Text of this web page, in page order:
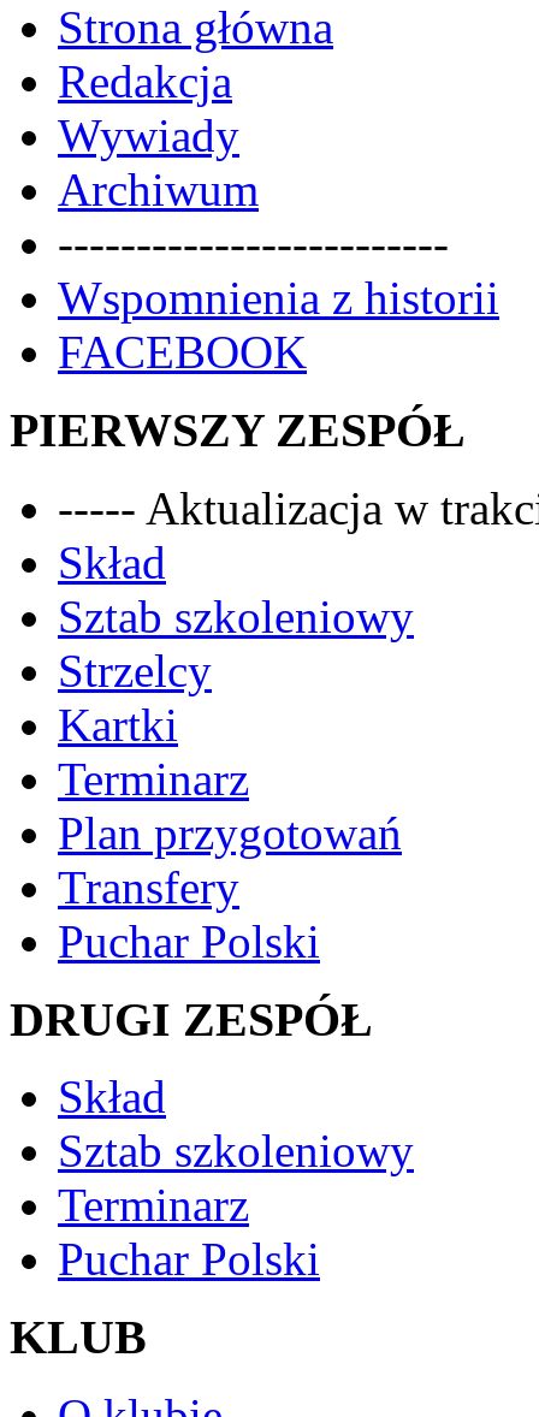
Strona główna
Redakcja
Wywiady
Archiwum
-------------------------
Wspomnienia z historii
FACEBOOK
PIERWSZY ZESPÓŁ
----- Aktualizacja w
Skład
Sztab szkoleniowy
Strzelcy
Kartki
Terminarz
Plan przygotowań
Transfery
Puchar Polski
DRUGI ZESPÓŁ
Skład
Sztab szkoleniowy
Terminarz
Puchar Polski
KLUB